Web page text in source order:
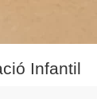
Infantil